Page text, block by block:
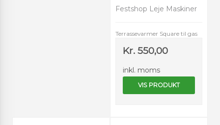
Festshop Leje Maskiner
Terrassevarmer Square til gas
Kr. 550,00
inkl. moms
VIS PRODUKT